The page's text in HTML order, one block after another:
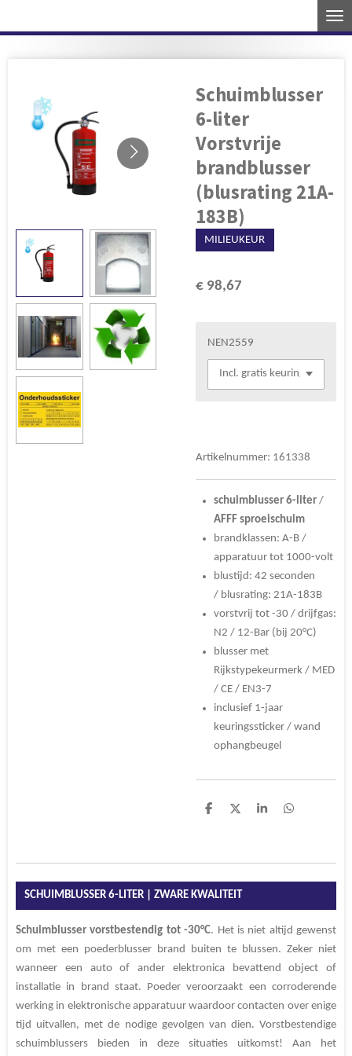
direct
Schuimblusser
6-liter
Vorstvrije
brandblusser
(blusrating 21A-
183B)
MILIEUKEUR
€ 98,67
NEN2559
Artikelnummer: 161338
schuimblusser 6-liter/
AFFF sproeischuim
brandklassen: A-B /
apparatuur tot 1000-volt
blustijd: 42 seconden
/ blusrating: 21A-183B
vorstvrij tot -30 / drijfgas:
N2 / 12-Bar (bij 20°C)
blusser met
Rijkstypekeurmerk / MED
/ CE / EN3-7
inclusief 1-jaar
keuringssticker / wand
ophangbeugel
D
D
S
D
SCHUIMBLUSSER 6-LITER | ZWARE KWALITEIT
Schuimblusser vorstbestendig tot -30°C. Het is niet altijd gewenst
om met een poederblusser brand buiten te blussen. Zeker niet
wanneer een auto of ander elektronica bevattend object of
installatie in brand staat. Poeder veroorzaakt een corroderende
werking in elektronische apparatuur waardoor contacten over enige
tijd uitvallen, met de nodige gevolgen van dien. Vorstbestendige
schuimblussers bieden in deze situaties uitkomst! Aan het